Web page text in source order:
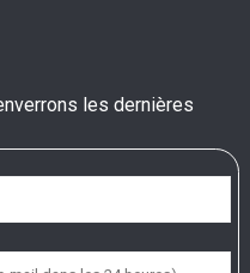
les dernières